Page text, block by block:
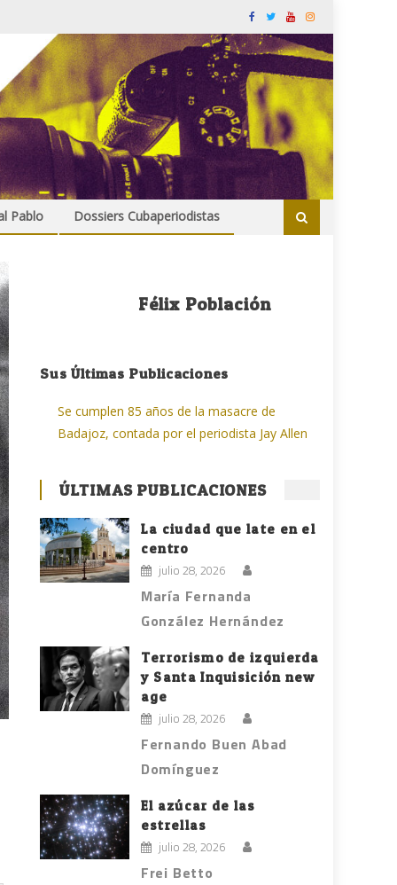
Pablo Dossiers Cubaperiodistas
Félix Población
Sus Últimas Publicaciones
Se cumplen 85 años de la masacre de
Badajoz, contada por el periodista Jay Allen
ÚLTIMAS PUBLICACIONES
La ciudad que late en el
centro
julio 28, 2026
María Fernanda
González Hernández
Terrorismo de izquierda
y Santa Inquisición new
age
julio 28, 2026
Fernando Buen Abad
Domínguez
El azúcar de las
estrellas
julio 28, 2026
Frei Betto